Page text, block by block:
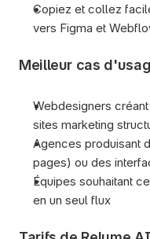
Copiez et collez
vers Figma et
Meilleur cas
Webdesigners
sites marketing
Agences produisant
pages) ou des
Équipes souhaitant
en un seul flux